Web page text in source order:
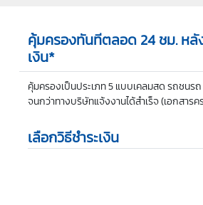
คุ้มครองทันทีตลอด 24 ชม. หลั
เงิน*
คุ้มครองเป็นประเภท 5 แบบเคลมสด รถชนรถ
จนกว่าทางบริษัทแจ้งงานได้สำเร็จ (เอกสาร
เลือกวิธีชำระเงิน